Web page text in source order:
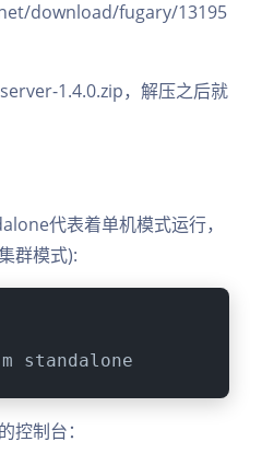
download/fugary/13195
1.4.0.zip，解压之后就
代表着单机模式运行，
群模式):
standalone
控制台：